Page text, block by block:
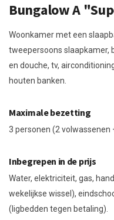
Bungalow A
Woonkamer met een
tweepersoons slaapkamer,
en douche, tv,
houten banken.
Maximale bezetting
3 personen (2 volwassenen
Inbegrepen in de prijs
Water, elektriciteit, gas,
wekelijkse wissel),
(ligbedden tegen betaling).